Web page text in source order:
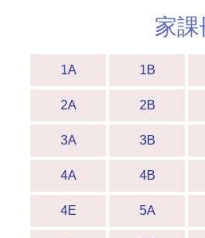
家課
1A 1B
2A 2B
3A 3B
4A 4B
4E 5A